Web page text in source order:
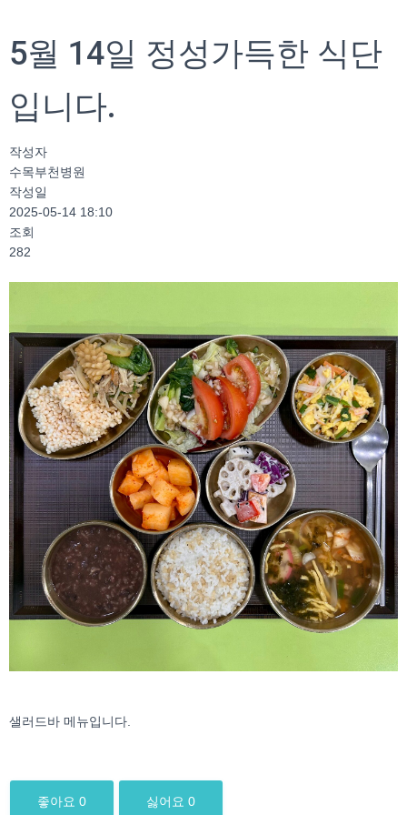
5월 14일 정성가득한 식단
입니다.
작성자
수목부천병원
작성일
2025-05-14 18:10
조회
282
샐러드바 메뉴입니다.
좋아요 0 싫어요 0